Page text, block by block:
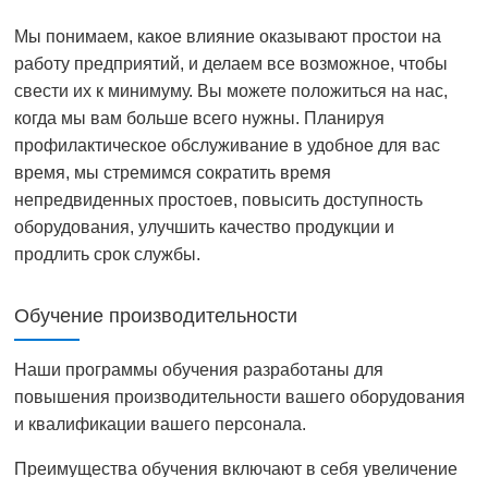
Мы понимаем, какое влияние оказывают простои на
работу предприятий, и делаем все возможное, чтобы
свести их к минимуму. Вы можете положиться на нас,
когда мы вам больше всего нужны. Планируя
профилактическое обслуживание в удобное для вас
время, мы стремимся сократить время
непредвиденных простоев, повысить доступность
оборудования, улучшить качество продукции и
продлить срок службы.
Обучение производительности
Наши программы обучения разработаны для
повышения производительности вашего оборудования
и квалификации вашего персонала.
Преимущества обучения включают в себя увеличение